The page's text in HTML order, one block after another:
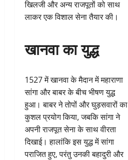
खिलजी और अन्य राजपूतों को साथ
लाकर एक विशाल सेना तैयार की।
खानवा का युद्ध
1527 में खानवा के मैदान में महाराणा
सांगा और बाबर के बीच भीषण युद्ध
हुआ। बाबर ने तोपों और घुड़सवारों का
कुशल प्रयोग किया, जबकि सांगा ने
अपनी राजपूत सेना के साथ वीरता
दिखाई। हालांकि इस युद्ध में सांगा
पराजित हुए, परंतु उनकी बहादुरी और